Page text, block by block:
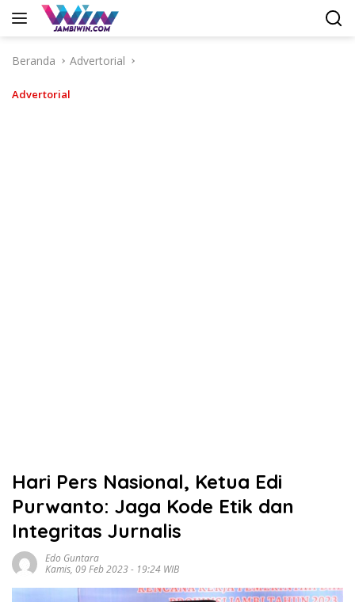
Langsung
Beranda
Advertorial
Advertorial
Hari Pers Nasional, Ketua Edi
Purwanto: Jaga Kode Etik dan
Integritas Jurnalis
Edo Guntara
Kamis, 09 Feb 2023 - 19:24 WIB